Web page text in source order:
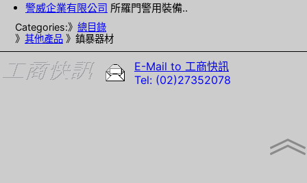
警威企業有限公司 所羅門警用裝備..
Categories:》 總目錄
》 其他產品 》鎮暴器材
E-Mail to 工商快訊
Tel: (02)27352078
︽